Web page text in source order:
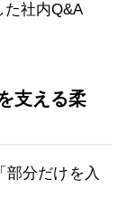
た社内Q&A
支える柔
部分だけを入